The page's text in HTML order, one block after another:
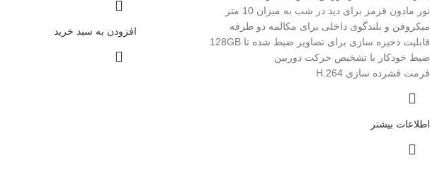
نور مادون قرمز برای دید در شب به میزان 10 متر
میکروفن و بلندگوی داخلی برای مکالمه دو طرفه
قابلیت ذخیره سازی برای تصاویر ضبط شده تا 128GB
ضبط خودکار با تشخیص حرکت دوربین
فرمت فشرده سازی H.264
اطلاعات بیشتر
افزودن به سبد خرید